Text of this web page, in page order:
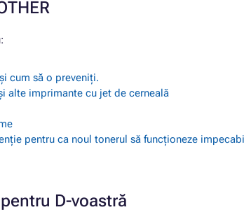
cum să o preveniți.
alte imprimante cu jet de cerneală
pentru ca noul tonerul să funcționeze
D-voastră